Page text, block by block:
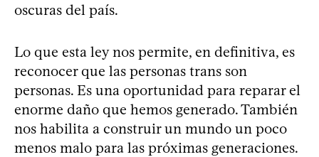
oscuras del país.
Lo que esta ley nos permite, en definitiva, es
reconocer que las personas trans son
personas. Es una oportunidad para reparar el
enorme daño que hemos generado. También
nos habilita a construir un mundo un poco
menos malo para las próximas generaciones.